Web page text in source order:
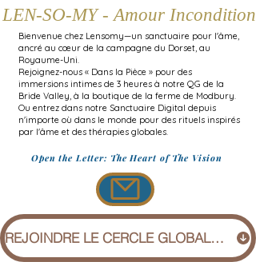
LEN-SO-MY - Amour
Bienvenue chez Lensomy—un sanctuaire pour l'âme,
ancré au cœur de la campagne du Dorset, au
Royaume-Uni.
Rejoignez-nous « Dans la Pièce » pour des
immersions intimes de 3 heures à notre QG de la
Bride Valley, à la boutique de la ferme de Modbury.
Ou entrez dans notre Sanctuaire Digital depuis
n'importe où dans le monde pour des rituels inspirés
par l'âme et des thérapies globales.
Open the Letter: The Heart of The Vision
REJOINDRE LE CERCLE GLOBAL (1 £)